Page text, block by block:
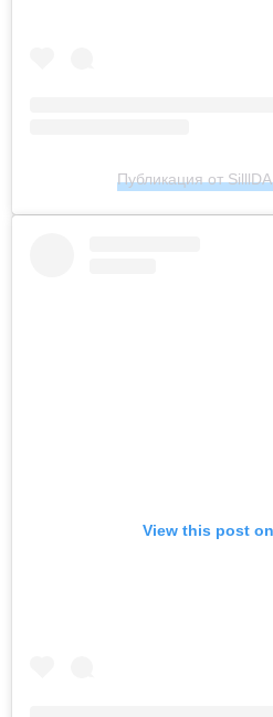
Публикация от
View this post